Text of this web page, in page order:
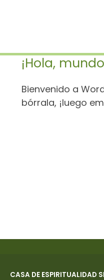
¡Hola,
Bienvenido a
bórrala, ¡luego
CASA DE ESPIRITUALIDAD